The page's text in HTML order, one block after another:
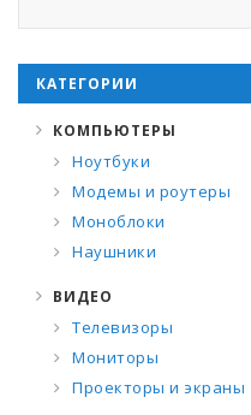
КАТЕГОРИИ
КОМПЬЮТЕРЫ
Ноутбуки
Модемы и роутеры
Моноблоки
Наушники
ВИДЕО
Телевизоры
Мониторы
Проекторы и экраны